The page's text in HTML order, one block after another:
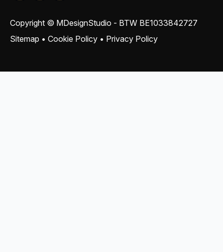
Copyright © MDesignStudio - BTW BE1033842727
Sitemap • Cookie Policy • Privacy Policy